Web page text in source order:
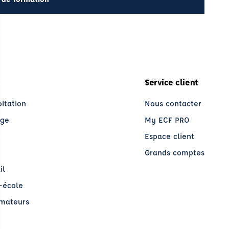
école
Service client
Nous contacter
My ECF PRO
Espace client
Grands comptes